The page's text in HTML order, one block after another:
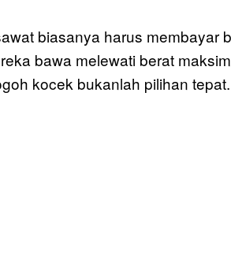
biasanya harus membayar
bawa melewati berat
kocek bukanlah pilihan tepat.